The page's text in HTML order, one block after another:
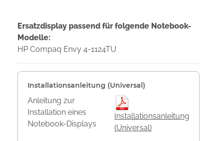
Ersatzdisplay passend für folgende Notebook-
Modelle:
HP Compaq Envy 4-1124TU
Installationsanleitung (Universal)
Anleitung zur
Installation eines
Notebook-Displays
Installationsanleitung
(Universal)